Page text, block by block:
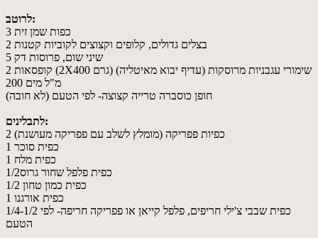
לרוטב:
3 כפות שמן זית
2 בצלים גדולים, קלופים וקצוצים לקוביות קטנות
5 שיני שום, פרוסות דק
2 קופסאות (2X400 גרם) שימורי עגבניות מרוסקות (עדיף יבוא מאיטליה)
200 מ"ל מים
חופן כוסברה טרייה קצוצה- לפי הטעם (לא חובה)
לתבלינים:
2 כפיות פפריקה (מומלץ לשלב עם פפריקה מעושנת)
1 כפית סוכר
1 כפית מלח
1/2כפית פלפל שחור גרוס
1/2 כפית כמון טחון
1 כפית אורגנו
1/4-1/2 כפית שבבי צ'ילי חריפים, פלפל קייאן או פפריקה חריפה- לפי
הטעם